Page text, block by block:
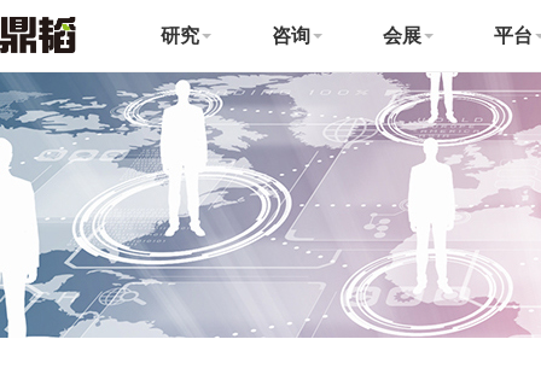
研究 咨询 会展 平台